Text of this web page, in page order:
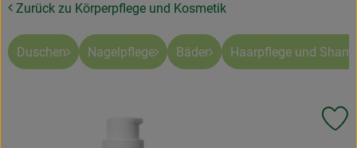
Abokisten
Kochboxen
Zurück zu Körperpflege und Kosmetik
Duschen Nagelpflege Bäder Haarpflege und